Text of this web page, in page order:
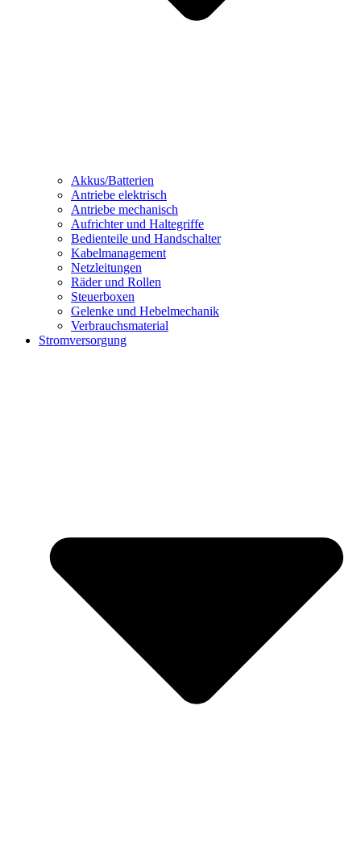
Akkus/Batterien
Antriebe elektrisch
Antriebe mechanisch
Aufrichter und Haltegriffe
Bedienteile und Handschalter
Kabelmanagement
Netzleitungen
Räder und Rollen
Steuerboxen
Gelenke und Hebelmechanik
Verbrauchsmaterial
Stromversorgung